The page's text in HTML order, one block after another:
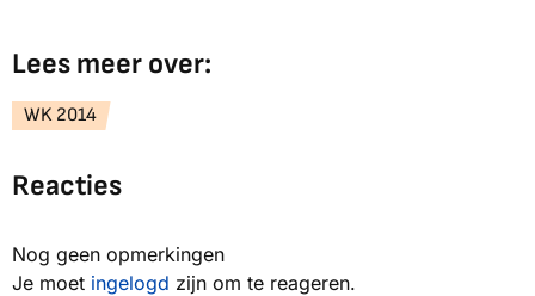
Lees meer over:
WK 2014
Reacties
Nog geen opmerkingen
Je moet ingelogd zijn om te reageren.